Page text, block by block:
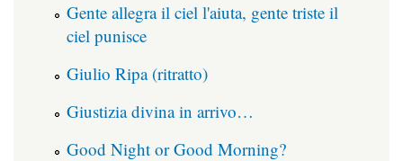
Gente allegra il ciel l'aiuta, gente triste il
ciel punisce
Giulio Ripa (ritratto)
Giustizia divina in arrivo…
Good Night or Good Morning?